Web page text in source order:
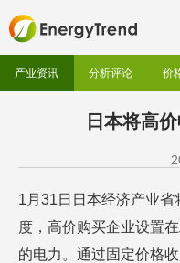
产业资讯 分析评论 价
日本将高
1月31日日本经济产业省
度，高价购买企业设置
的电力。通过固定价格